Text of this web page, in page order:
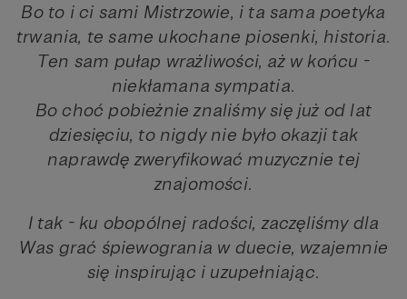
Bo to i ci sami Mistrzowie, i ta sama poetyka
trwania, te same ukochane piosenki, historia.
Ten sam pułap wrażliwości, aż w końcu -
niekłamana sympatia.
Bo choć pobieżnie znaliśmy się już od lat
dziesięciu, to nigdy nie było okazji tak
naprawdę zweryfikować muzycznie tej
znajomości.
I tak - ku obopólnej radości, zaczęliśmy dla
Was grać śpiewogrania w duecie, wzajemnie
się inspirując i uzupełniając.